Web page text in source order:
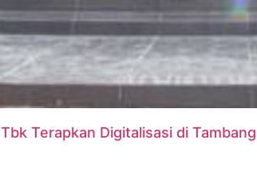
Terapkan Digitalisasi di Tambang